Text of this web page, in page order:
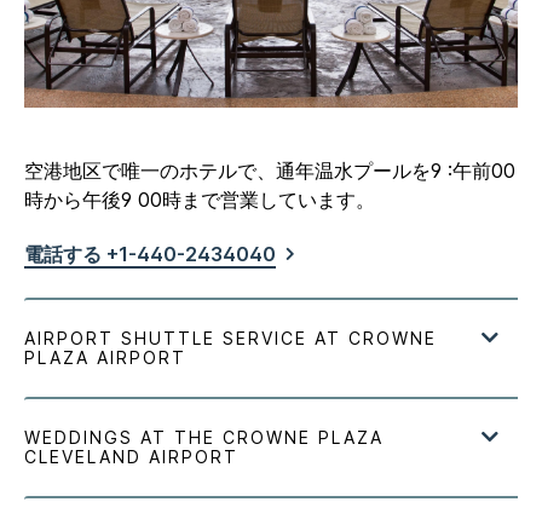
空港地区で唯一のホテルで、通年温水プールを9 :午前00
時から午後9 00時まで営業しています。
電話する +1-440-2434040